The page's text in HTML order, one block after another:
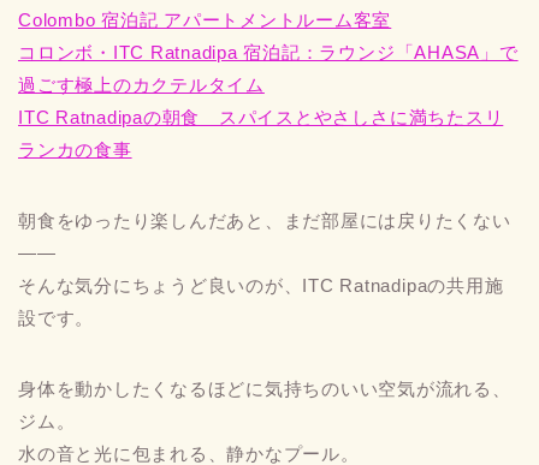
Colombo 宿泊記 アパートメントルーム客室
コロンボ・ITC Ratnadipa 宿泊記：ラウンジ「AHASA」で
過ごす極上のカクテルタイム
ITC Ratnadipaの朝食 スパイスとやさしさに満ちたスリ
ランカの食事
朝食をゆったり楽しんだあと、まだ部屋には戻りたくない
――
そんな気分にちょうど良いのが、ITC Ratnadipaの共用施
設です。
身体を動かしたくなるほどに気持ちのいい空気が流れる、
ジム。
水の音と光に包まれる、静かなプール。